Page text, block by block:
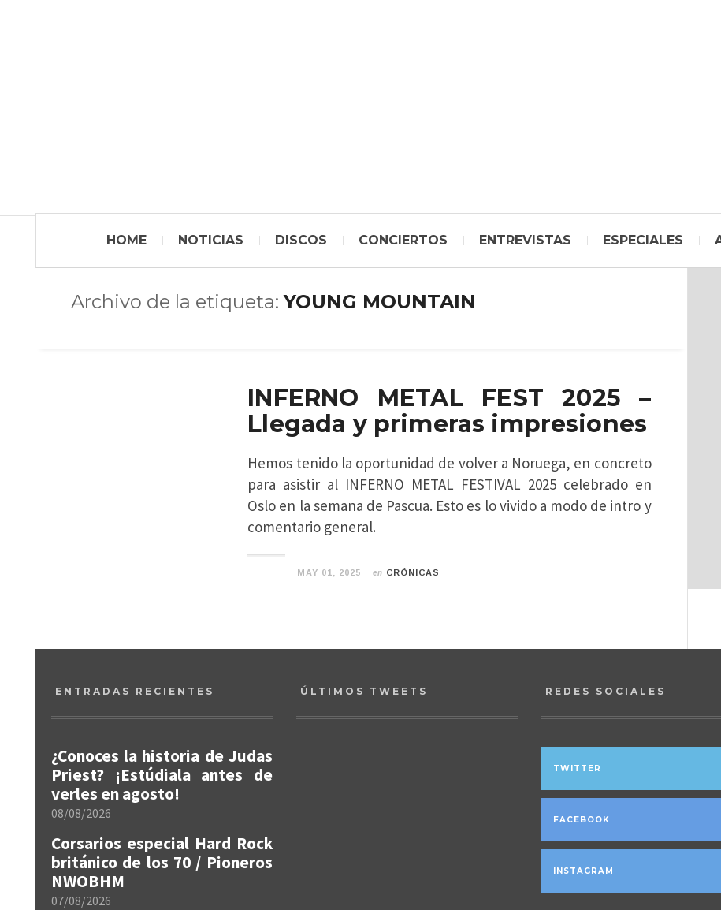
HOME NOTICIAS DISCOS CONCIERTOS ENTREVISTAS ESPECIALES
Archivo de la etiqueta:YOUNG MOUNTAIN
INFERNO METAL FEST 2025 –
Llegada y primeras impresiones
Hemos tenido la oportunidad de volver a Noruega, en concreto
para asistir al INFERNO METAL FESTIVAL 2025 celebrado en
Oslo en la semana de Pascua. Esto es lo vivido a modo de intro y
comentario general.
MAY 01, 2025 en CRÓNICAS
ENTRADAS RECIENTES
¿Conoces la historia de Judas
Priest? ¡Estúdiala antes de
verles en agosto!
08/08/2026
Corsarios especial Hard Rock
británico de los 70 / Pioneros
NWOBHM
07/08/2026
ÚLTIMOS TWEETS REDES SOCIALES
TWITTER
FACEBOOK
INSTAGRAM